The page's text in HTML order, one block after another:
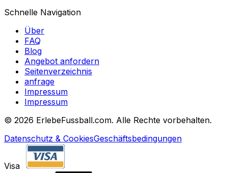
Schnelle Navigation
Über
FAQ
Blog
Angebot anfordern
Seitenverzeichnis
anfrage
Impressum
Impressum
© 2026 ErlebeFussball.com. Alle Rechte vorbehalten.
Datenschutz & CookiesGeschäftsbedingungen
Visa